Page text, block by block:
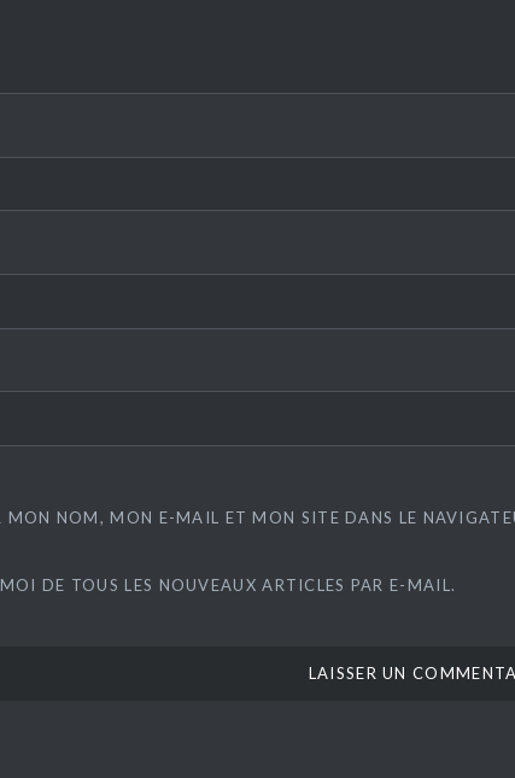
MON NOM, MON E-MAIL ET MON SITE DANS LE
DE TOUS LES NOUVEAUX ARTICLES PAR E-MAIL.